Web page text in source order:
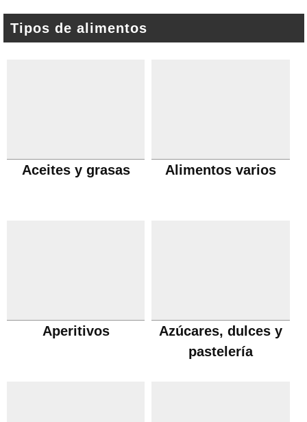
Tipos de alimentos
Aceites y grasas Alimentos varios
Aperitivos
Azúcares, dulces y
pastelería